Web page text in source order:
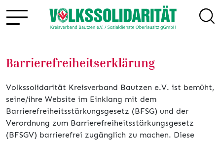
Barrierefreiheitserklärung
Volkssolidarität Kreisverband Bautzen e.V. ist bemüht,
seine/ihre Website im Einklang mit dem
Barrierefreiheitsstärkungsgesetz (BFSG) und der
Verordnung zum Barrierefreiheitsstärkungsgesetz
(BFSGV) barrierefrei zugänglich zu machen. Diese